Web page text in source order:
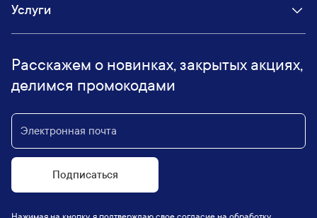
Услуги
Расскажем о новинках, закрытых акциях,
делимся промокодами
Подписаться